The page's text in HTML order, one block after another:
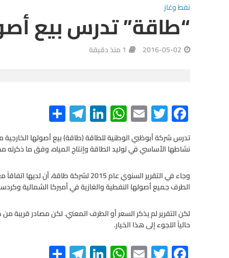
نفط وغاز
“طاقة” تدرس بيع
2016-05-02 1 منذ دقيقة
F
ac
e
b
o
o
k
T
wi
tt
er
E
m
ail
W
h
at
A
p
p
Li
n
ke
dI
n
Te
le
gr
m
S
h
ar
e
تدرس شركة أبوظبي الوطنية للطاقة (طاقة) بيع أصولها الخارجية
نشاطها الأساسي في توليد الطاقة وإنتاج المياه، وفق ما ذكرته
وجاء في التقرير السنوي عام 2015
الطرف جميع أصولها النفطية والغازية في أميركا الشمالية
لكن التقرير لم يذكر السعر أو الطرف المعني. لكن مصادر
حالياً اللجوء إلى هذا الخيار.